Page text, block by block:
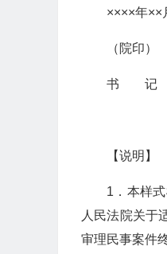
××××年××
（院印）
书
【说明】
1．本样
人民法院关于
审理民事案件